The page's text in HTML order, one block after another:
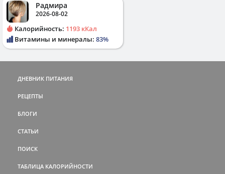
Радмира
2026-08-02
Калорийность: 1193 кКал
Витамины и минералы: 83%
ДНЕВНИК ПИТАНИЯ
РЕЦЕПТЫ
БЛОГИ
СТАТЬИ
ПОИСК
ТАБЛИЦА КАЛОРИЙНОСТИ